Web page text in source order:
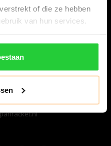
of die ze hebben
van hun services.
van Lelystad en
6